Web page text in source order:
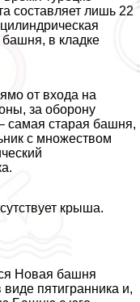
составляет лишь 22
в кладке
от входа на
за оборону
самая старая башня,
с множеством
крыша.
Новая башня
пятигранника и,